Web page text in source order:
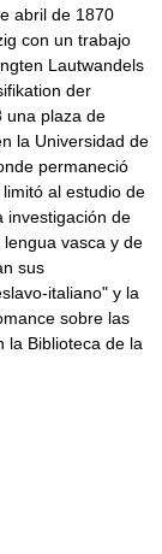
abril de 1870
con un trabajo
Lautwandels
der
una plaza de
la Universidad de
permaneció
al estudio de
investigación de
vasca y de
sus
italiano" y la
sobre las
la Biblioteca de la